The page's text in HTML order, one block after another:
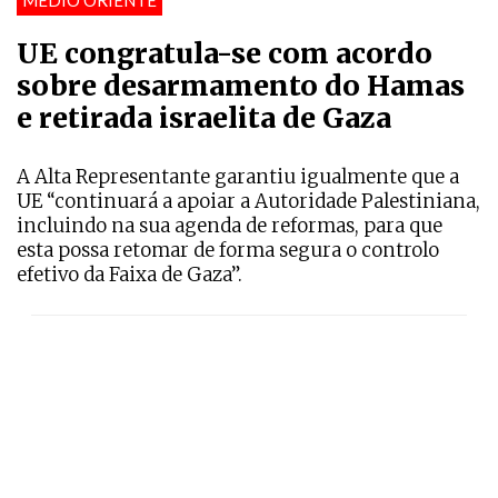
UE congratula-se com acordo
sobre desarmamento do Hamas
e retirada israelita de Gaza
A Alta Representante garantiu igualmente que a
UE “continuará a apoiar a Autoridade Palestiniana,
incluindo na sua agenda de reformas, para que
esta possa retomar de forma segura o controlo
efetivo da Faixa de Gaza”.